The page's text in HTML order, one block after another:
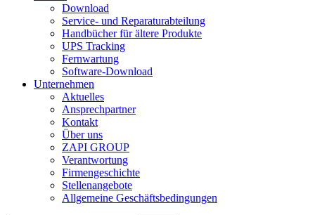
Download
Service- und Reparaturabteilung
Handbücher für ältere Produkte
UPS Tracking
Fernwartung
Software-Download
Unternehmen
Aktuelles
Ansprechpartner
Kontakt
Über uns
ZAPI GROUP
Verantwortung
Firmengeschichte
Stellenangebote
Allgemeine Geschäftsbedingungen